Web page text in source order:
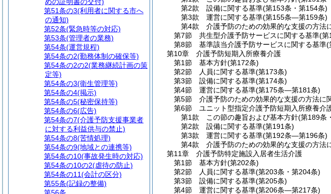
第2款
設備に関する基準(第153条・第154条)
第3款
運営に関する基準(第155条―第159条)
第4款
介護予防のための効果的な支援の方法
第7節
共生型介護予防サービスに関する基準(第
第8節
基準該当介護予防サービスに関する基準(
第10章
介護予防短期入所療養介護
第1節
基本方針(第172条)
第2節
人員に関する基準(第173条)
第3節
設備に関する基準(第174条)
第4節
運営に関する基準(第175条―第181条)
第5節
介護予防のための効果的な支援の方法に
第6節
ユニット型指定介護予防短期入所療養介
第1款
この節の趣旨および基本方針(第189条
第2款
設備に関する基準(第191条)
第3款
運営に関する基準(第192条―第196条)
第4款
介護予防のための効果的な支援の方法
第11章
介護予防特定施設入居者生活介護
第1節
基本方針(第202条)
第2節
人員に関する基準(第203条・第204条)
第3節
設備に関する基準(第205条)
第4節
運営に関する基準(第206条―第217条)
第51条の3(利用者に関する市へ
の通知)
第52条(緊急時等の対応)
第53条(管理者の業務)
第54条(運営規程)
第54条の2(勤務体制の確保等)
第54条の2の2(業務継続計画の策
定等)
第54条の3(衛生管理等)
第54条の4(掲示)
第54条の5(秘密保持等)
第54条の6(広告)
第54条の7(介護予防支援事業者
に対する利益供与の禁止)
第54条の8(苦情処理)
第54条の9(地域との連携等)
第54条の10(事故発生時の対応)
第54条の10の2(虐待の防止)
第54条の11(会計の区分)
第55条(記録の整備)